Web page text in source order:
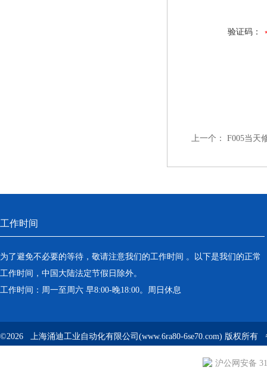
验证码：
上一个： F005当天
工作时间
为了避免不必要的等待，敬请注意我们的工作时间 。以下是我们的正常
工作时间，中国大陆法定节假日除外。
工作时间：周一至周六 早8:00-晚18:00。周日休息
©2026 上海涌迪工业自动化有限公司(www.6ra80-6se70.com) 版权所有
沪公网安备